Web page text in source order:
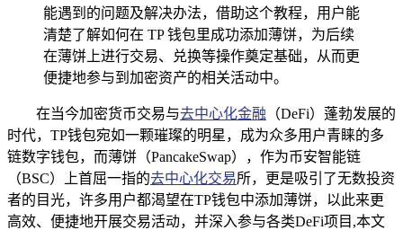
能遇到的问题及解决办法，借助这个教程，用户能
清楚了解如何在 TP 钱包里成功添加薄饼，为后续
在薄饼上进行交易、兑换等操作奠定基础，从而更
便捷地参与到加密资产的相关活动中。
在当今加密货币交易与去中心化金融 （DeFi）蓬勃发展的
时代，TP钱包宛如一颗璀璨的明星，成为众多用户青睐的多
链数字钱包，而薄饼（PancakeSwap），作为币安智能链
（BSC）上首屈一指的去中心化交易所，更是吸引了无数投资
者的目光，许多用户都渴望在TP钱包中添加薄饼，以此来更
高效、便捷地开展交易活动，并深入参与各类DeFi项目,本文